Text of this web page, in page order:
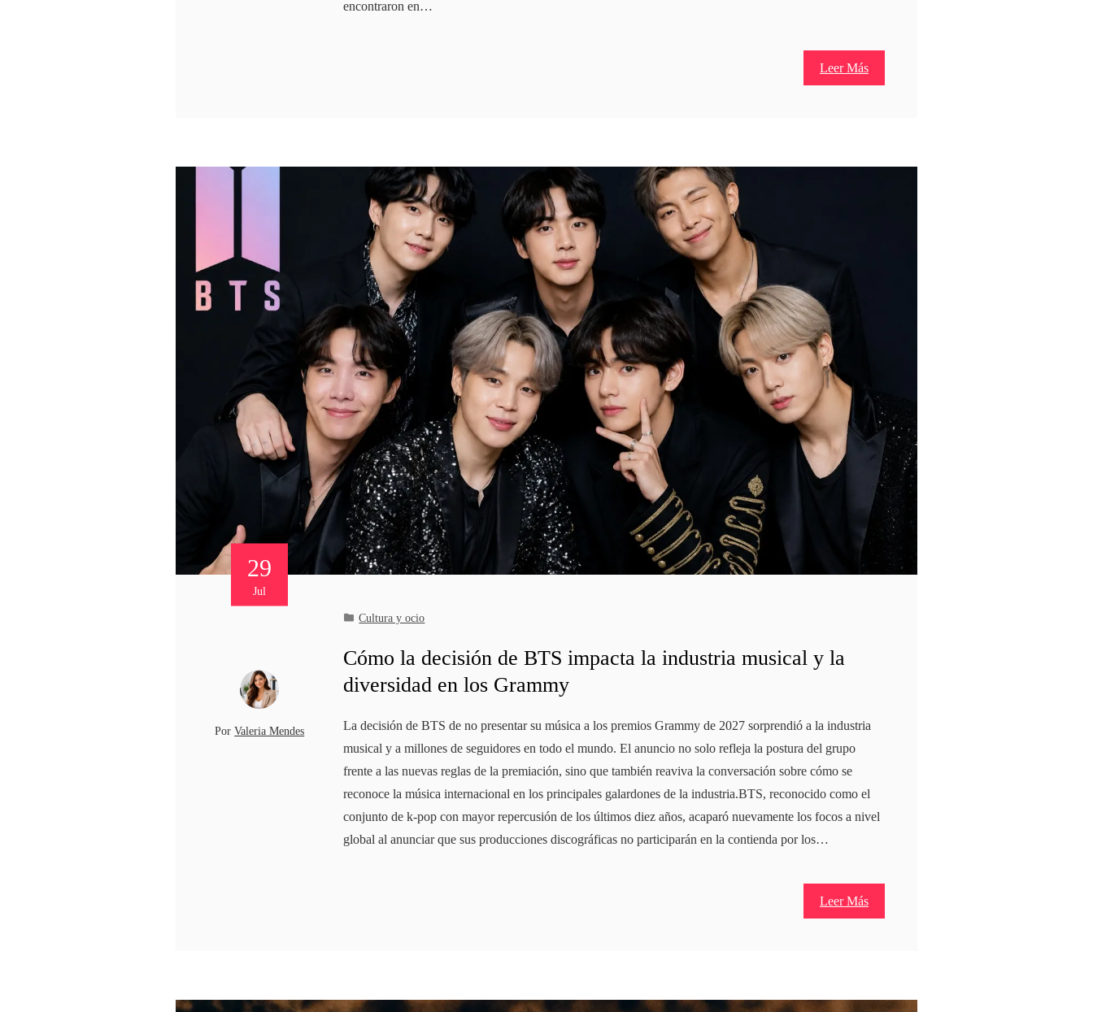
encontraron en…
Leer Más
29
Jul
PorValeria Mendes
Cultura y ocio
Cómo la decisión de BTS impacta la industria musical y la
diversidad en los Grammy
La decisión de BTS de no presentar su música a los premios Grammy de 2027 sorprendió a la industria
musical y a millones de seguidores en todo el mundo. El anuncio no solo refleja la postura del grupo
frente a las nuevas reglas de la premiación, sino que también reaviva la conversación sobre cómo se
reconoce la música internacional en los principales galardones de la industria.BTS, reconocido como el
conjunto de k-pop con mayor repercusión de los últimos diez años, acaparó nuevamente los focos a nivel
global al anunciar que sus producciones discográficas no participarán en la contienda por los…
Leer Más